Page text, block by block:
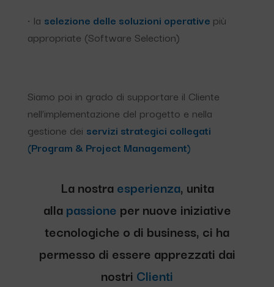
• la selezione delle soluzioni operative più
appropriate (Software Selection)
Siamo poi in grado di supportare il Cliente
nell’implementazione del progetto e nella
gestione dei servizi strategici collegati
(Program & Project Management)
La nostraesperienza, unita
allapassione per nuove iniziative
tecnologiche o di business, ci ha
permesso di essere apprezzati dai
nostri Clienti